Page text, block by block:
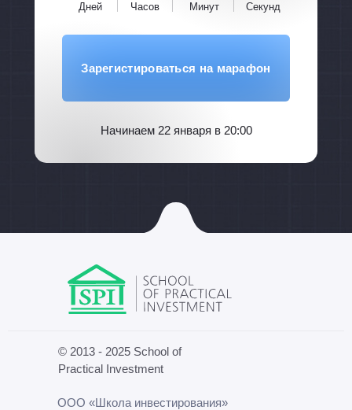
Дней Часов Минут Секунд
Начинаем 22 января в 20:00
Зарегистироваться на марафон
© 2013 - 2025 School of
Practical Investment
ООО «Школа инвестирования»